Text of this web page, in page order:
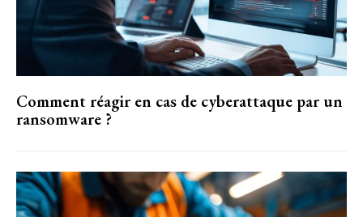
Comment réagir en cas de cyberattaque par un
ransomware ?